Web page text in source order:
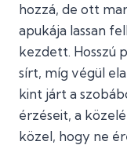
hozzá, de ott
apukája lassan
kezdett. Hosszú
sírt, míg végül
kint járt a
érzéseit, a
közel, hogy ne